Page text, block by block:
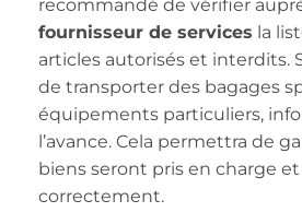
recommandé de vérifier
fournisseur de services la
articles autorisés et interdits.
de transporter des bagages
équipements particuliers,
l’avance. Cela permettra de
biens seront pris en charge
correctement.